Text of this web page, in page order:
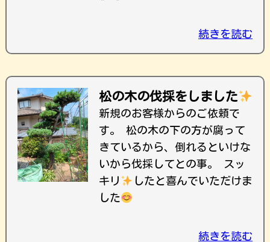
続きを読む
松の木の伐採をしました
新規のお客様からのご依頼で
す。 松の木の下の方が腐って
きているから、倒れるといけな
いから伐採してとの事。 スッ
キリ
したと喜んでいただけま
した
続きを読む